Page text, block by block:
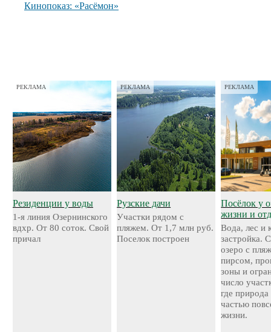
Кинопоказ: «Расёмон»
РЕКЛАМА
Резиденции у воды
1-я линия Озернинского
вдхр. От 80 соток. Свой
причал
РЕКЛАМА
Рузские дачи
Участки рядом с
пляжем. От 1,7 млн руб.
Поселок построен
РЕКЛАМА
Посёлок у
жизни и
Вода, лес и
застройка.
озеро с
пирсом,
зоны и
число
где природа
частью
жизни.